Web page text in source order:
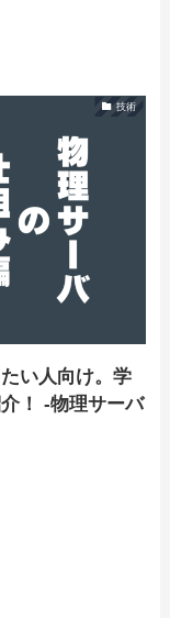
技術
い人向け。学
！ -物理サーバ